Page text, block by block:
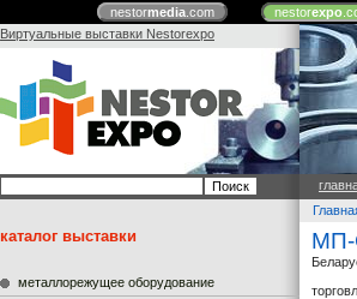
nestormedia.com nestorexpo
Виртуальные выставки Nestorexpo
каталог выставки
металлорежущее оборудование
МП-